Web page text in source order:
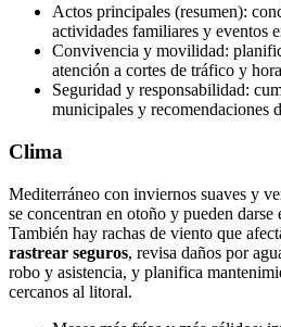
Actos principales (resumen):
actividades familiares y eventos
Convivencia y movilidad:
atención a cortes de tráfico y
Seguridad y responsabilidad:
municipales y recomendaciones
Clima
Mediterráneo con inviernos suaves y
se concentran en otoño y pueden
También hay rachas de viento que
rastrear seguros, revisa daños por
robo y asistencia, y planifica
cercanos al litoral.